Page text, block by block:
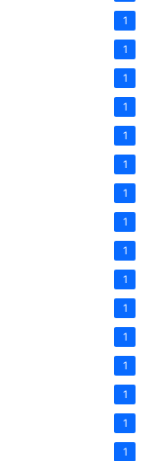
1
1
1
1
1
1
1
1
1
1
1
1
1
1
1
1